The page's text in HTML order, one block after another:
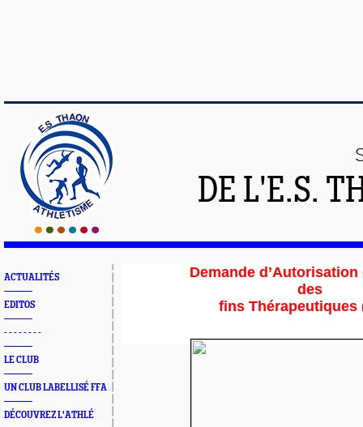
DE L'E.S.
ACTUALITÉS
EDITOS
- - - - - - - -
LE CLUB
UN CLUB LABELLISÉ FFA
DÉCOUVREZ L'ATHLÉ
Demande d’Autorisation
des
fins Thérapeutiques